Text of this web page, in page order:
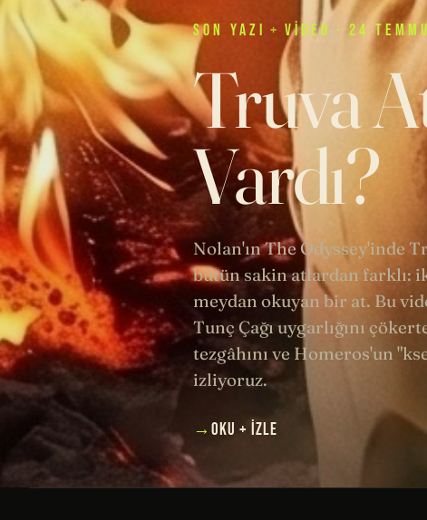
SON YAZI + VIDEO · 24
Truva
Vardı?
Nolan'ın The Odyssey'inde
bütün sakin atlardan farklı:
meydan okuyan bir at. Bu
Tunç Çağı uygarlığını
tezgâhını ve Homeros'un
izliyoruz.
→ OKU + İZLE